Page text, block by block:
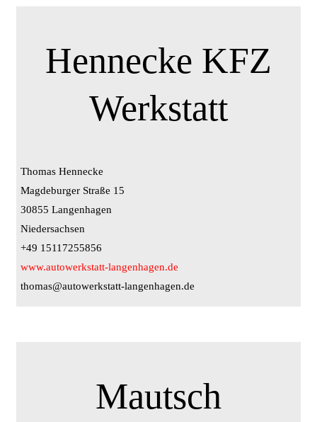
Hennecke KFZ
Werkstatt
Thomas Hennecke
Magdeburger Straße 15
30855 Langenhagen
Niedersachsen
+49 15117255856
www.autowerkstatt-langenhagen.de
thomas@autowerkstatt-langenhagen.de
Mautsch